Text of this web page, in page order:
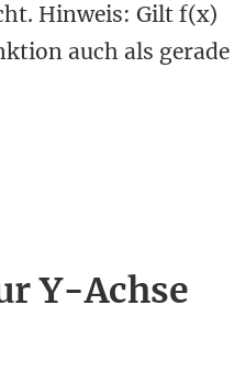
Hinweis: Gilt f(x)
auch als gerade
Y-Achse